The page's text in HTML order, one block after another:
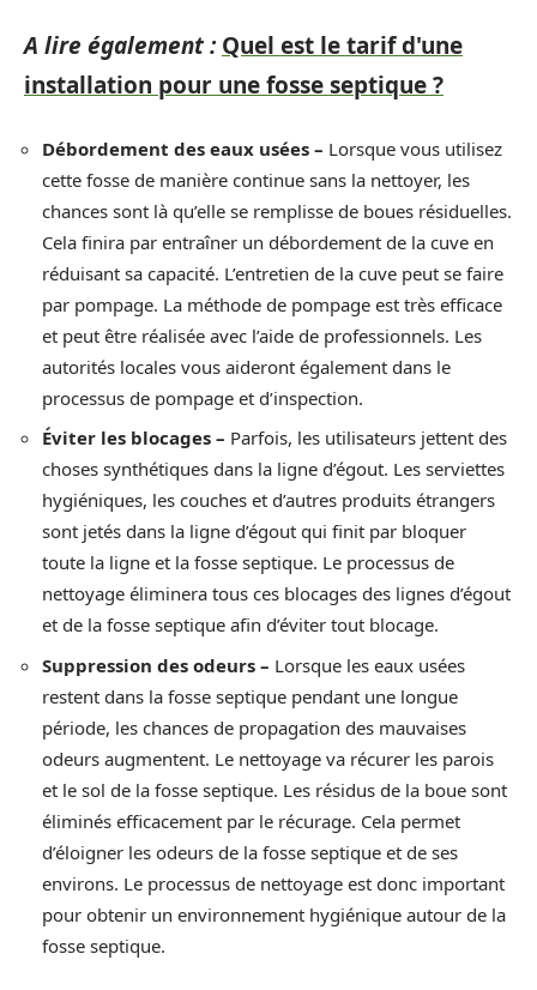
A lire également : Quel est le tarif d'une
installation pour une fosse septique ?
Débordement des eaux usées – Lorsque vous utilisez
cette fosse de manière continue sans la nettoyer, les
chances sont là qu’elle se remplisse de boues résiduelles.
Cela finira par entraîner un débordement de la cuve en
réduisant sa capacité. L’entretien de la cuve peut se faire
par pompage. La méthode de pompage est très efficace
et peut être réalisée avec l’aide de professionnels. Les
autorités locales vous aideront également dans le
processus de pompage et d’inspection.
Éviter les blocages – Parfois, les utilisateurs jettent des
choses synthétiques dans la ligne d’égout. Les serviettes
hygiéniques, les couches et d’autres produits étrangers
sont jetés dans la ligne d’égout qui finit par bloquer
toute la ligne et la fosse septique. Le processus de
nettoyage éliminera tous ces blocages des lignes d’égout
et de la fosse septique afin d’éviter tout blocage.
Suppression des odeurs – Lorsque les eaux usées
restent dans la fosse septique pendant une longue
période, les chances de propagation des mauvaises
odeurs augmentent. Le nettoyage va récurer les parois
et le sol de la fosse septique. Les résidus de la boue sont
éliminés efficacement par le récurage. Cela permet
d’éloigner les odeurs de la fosse septique et de ses
environs. Le processus de nettoyage est donc important
pour obtenir un environnement hygiénique autour de la
fosse septique.